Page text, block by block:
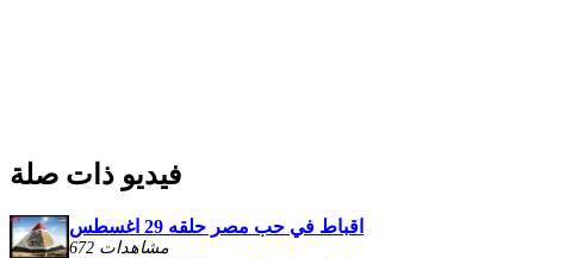
فيديو ذات صلة
اقباط في حب مصر حلقه 29 اغسطس
672 مشاهدات